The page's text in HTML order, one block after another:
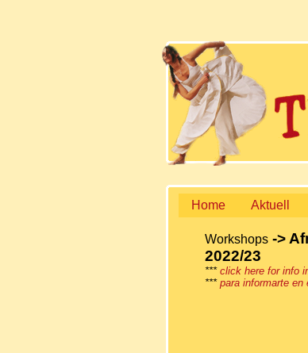
Home Aktuell
Workshops ->
2022/23
*** click here for info
*** para informarte